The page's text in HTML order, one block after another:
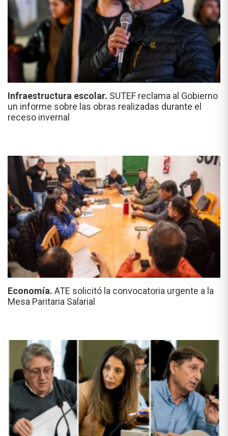
Infraestructura escolar. SUTEF reclama al Gobierno
un informe sobre las obras realizadas durante el
receso invernal
Economía. ATE solicitó la convocatoria urgente a la
Mesa Paritaria Salarial